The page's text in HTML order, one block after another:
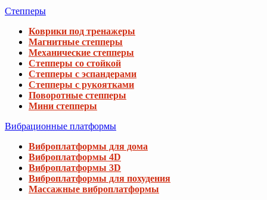
Степперы
Коврики под тренажеры
Магнитные степперы
Механические степперы
Степперы со стойкой
Степперы с эспандерами
Степперы с рукоятками
Поворотные степперы
Мини степперы
Вибрационные платформы
Виброплатформы для дома
Виброплатформы 4D
Виброплатформы 3D
Виброплатформы для похудения
Массажные виброплатформы